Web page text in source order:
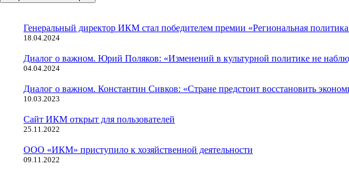
Генеральный директор ИКМ стал победителем премии «Региональная
18.04.2024
Диалог о важном. Юрий Поляков: «Изменений в культурной политике не
04.04.2024
Диалог о важном. Константин Сивков: «Стране предстоит восстановить
10.03.2023
Сайт ИКМ открыт для пользователей
25.11.2022
ООО «ИКМ» приступило к хозяйственной деятельности
09.11.2022